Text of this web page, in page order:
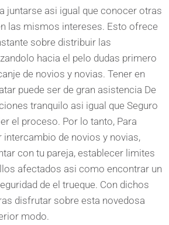
juntarse asi igual que conocer otras
las mismos intereses. Esto ofrece
sobre distribuir las
hacia el pelo dudas primero
de novios y novias. Tener en
puede ser de gran asistencia De
tranquilo asi igual que Seguro
el proceso. Por lo tanto, Para
de novios y novias,
con tu pareja, establecer limites
afectados asi como encontrar un
de el trueque. Con dichos
disfrutar sobre esta novedosa
modo.